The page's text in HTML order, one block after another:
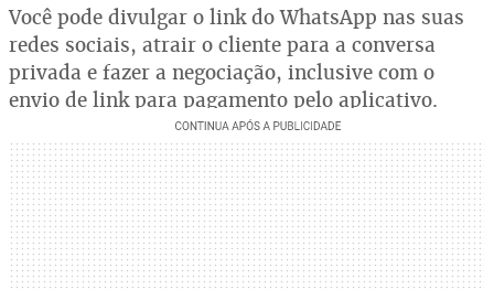
Você pode divulgar o link do WhatsApp nas suas
redes sociais, atrair o cliente para a conversa
privada e fazer a negociação, inclusive com o
envio de link para pagamento pelo aplicativo.